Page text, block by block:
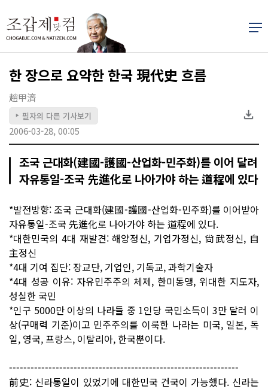
한 장으로 요약한 한국 現代史 흐름
趙甲濟
▶ 필자의 다른 기사보기
2006-03-28, 00:05
조국 근대화(建國-護國-산업화-민주화)를 이어 달려
자유통일-조국 先進化로 나아가야 하는 道程에 있다
*발전방향: 조국 근대화(建國-護國-산업화-민주화)를 이어받아
자유통일-조국 先進化로 나아가야 하는 道程에 있다.
*대한민국의 4대 재발견: 해양정신, 기업가정신, 尙武정신, 自
主정신
*4대 기여 집단: 장교단, 기업인, 기독교, 과학기술자
*4대 성공 이유: 자유민주주의 체제, 한미동맹, 위대한 지도자,
성실한 국민
*인구 5000만 이상의 나라들 중 1인당 국민소득이 3만 달러 이
상(구매력 기준)이고 민주주의를 이룩한 나라는 미국, 일본, 독
일, 영국, 프랑스, 이탈리아, 한국뿐이다.
----------------------------------------------------------------
前史: 신라통일이 있었기에 대한민국 건국이 가능했다. 신라는